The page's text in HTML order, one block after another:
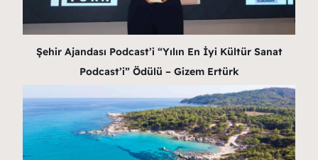
Şehir Ajandası Podcast’i “Yılın En İyi Kültür Sanat
Podcast’i” Ödülü – Gizem Ertürk